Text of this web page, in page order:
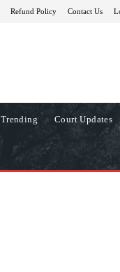
Refund Policy Contact Us
Trending Court Updates